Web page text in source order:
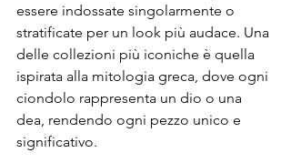
essere indossate singolarmente o
stratificate per un look più audace. Una
delle collezioni più iconiche è quella
ispirata alla mitologia greca, dove ogni
ciondolo rappresenta un dio o una
dea, rendendo ogni pezzo unico e
significativo.